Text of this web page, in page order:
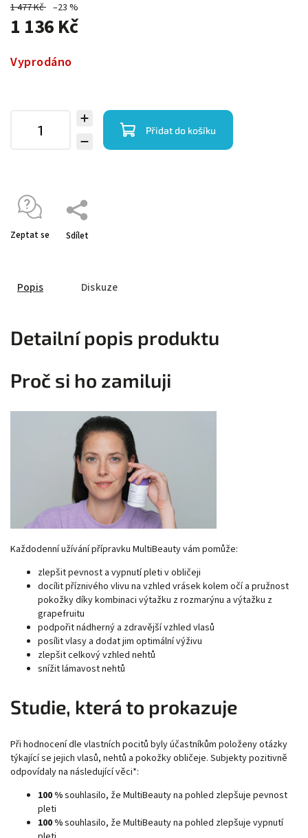
1 477 Kč –23 %
1 136 Kč
Vyprodáno
Přidat do košíku
Zeptat se Sdílet
Popis Diskuze
Detailní popis produktu
Proč si ho zamiluji
Každodenní užívání přípravku MultiBeauty vám pomůže:
zlepšit pevnost a vypnutí pleti v obličeji
docílit příznivého vlivu na vzhled vrásek kolem očí a pružnost
pokožky díky kombinaci výtažku z rozmarýnu a výtažku z
grapefruitu
podpořit nádherný a zdravější vzhled vlasů
posílit vlasy a dodat jim optimální výživu
zlepšit celkový vzhled nehtů
snížit lámavost nehtů
Studie, která to prokazuje
Při hodnocení dle vlastních pocitů byly účastníkům položeny otázky
týkající se jejich vlasů, nehtů a pokožky obličeje. Subjekty pozitivně
odpovídaly na následující věci*:
100 %souhlasilo, že MultiBeauty na pohled zlepšuje pevnost
pleti
100 %souhlasilo, že MultiBeauty na pohled zlepšuje vypnutí